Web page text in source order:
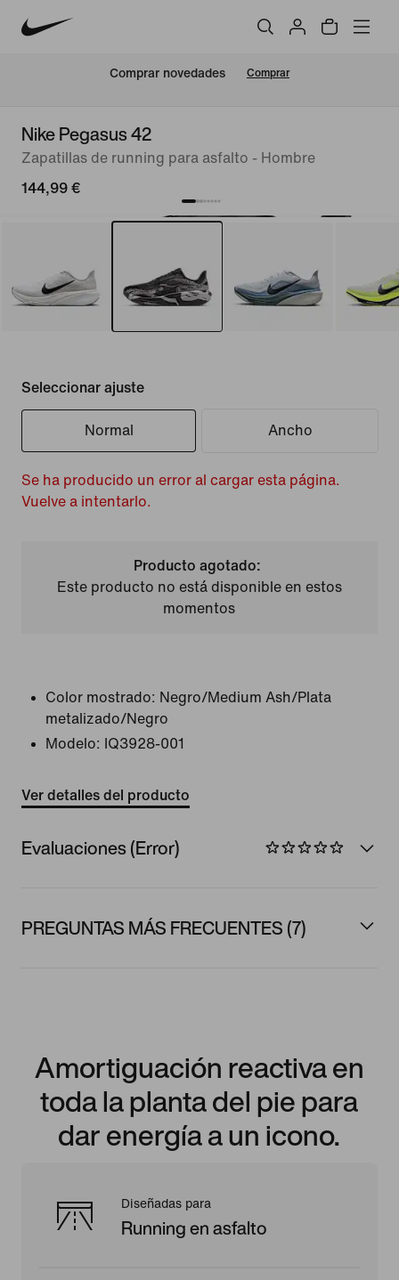
Comprar novedades Comprar
Nike Pegasus 42
Zapatillas de running para asfalto - Hombre
144,99 €
Seleccionar ajuste
Normal Ancho
Se ha producido un error al cargar esta página.
Vuelve a intentarlo.
Producto agotado:
Este producto no está disponible en estos
momentos
Color mostrado: Negro/Medium Ash/Plata
metalizado/Negro
Modelo:
IQ3928-001
Ver detalles del producto
Evaluaciones (Error)
PREGUNTAS MÁS FRECUENTES (7)
Amortiguación reactiva en
toda la planta del pie para
dar energía a un icono.
Diseñadas para
Running en asfalto